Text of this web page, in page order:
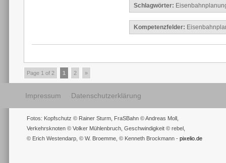
Schlagwörter:
Kompetenzfelder:
Page 1 of 2 1 2 »
Impressum Datenschutzerklärung
Fotos: Kopfschutz © Rainer Sturm, FraSBahn © Andreas Moll,
Verkehrsknoten © Volker Mühlenbruch, Geschwindigkeit © rebel,
© Erich Westendarp, © W. Broemme, © Kenneth Brockmann - pixelio.de